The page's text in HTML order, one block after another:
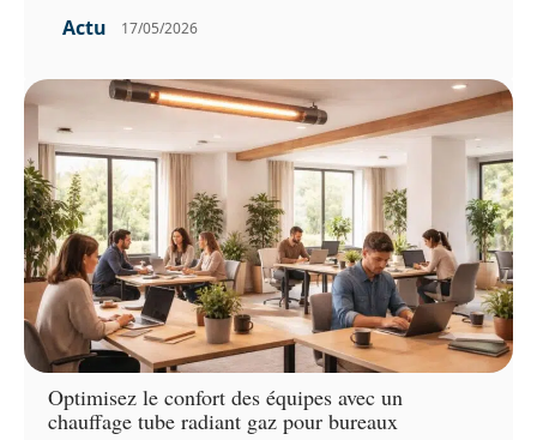
Actu 17/05/2026
Optimisez le confort des équipes avec un
chauffage tube radiant gaz pour bureaux